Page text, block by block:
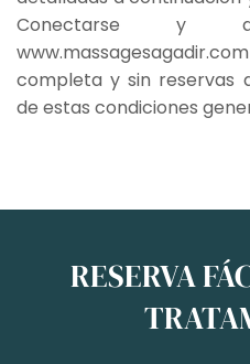
Conectarse y
completa y sin reservas
de estas condiciones
RESERVA